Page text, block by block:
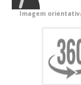
Imagem